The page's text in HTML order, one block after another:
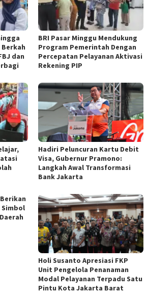
dan
BRI Pasar Minggu Mendukung
Program Pemerintah Dengan
Percepatan Pelayanan Aktivasi
Rekening PIP
Hadiri Peluncuran Kartu Debit
Visa, Gubernur Pramono:
Langkah Awal Transformasi
Bank Jakarta
Simbol
Holi Susanto Apresiasi FKP
Unit Pengelola Penanaman
Modal Pelayanan Terpadu Satu
Pintu Kota Jakarta Barat